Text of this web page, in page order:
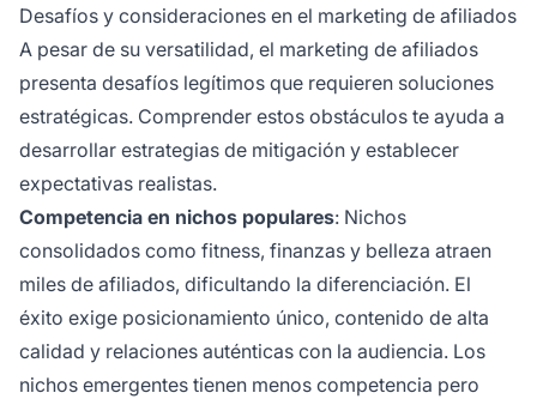
Desafíos y consideraciones en el marketing de afiliados
A pesar de su versatilidad, el marketing de afiliados
presenta desafíos legítimos que requieren soluciones
estratégicas. Comprender estos obstáculos te ayuda a
desarrollar estrategias de mitigación y establecer
expectativas realistas.
Competencia en nichos populares: Nichos
consolidados como fitness, finanzas y belleza atraen
miles de afiliados, dificultando la diferenciación. El
éxito exige posicionamiento único, contenido de alta
calidad y relaciones auténticas con la audiencia. Los
nichos emergentes tienen menos competencia pero